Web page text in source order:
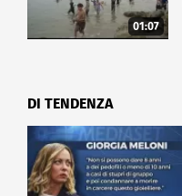
01:07
DI TENDENZA